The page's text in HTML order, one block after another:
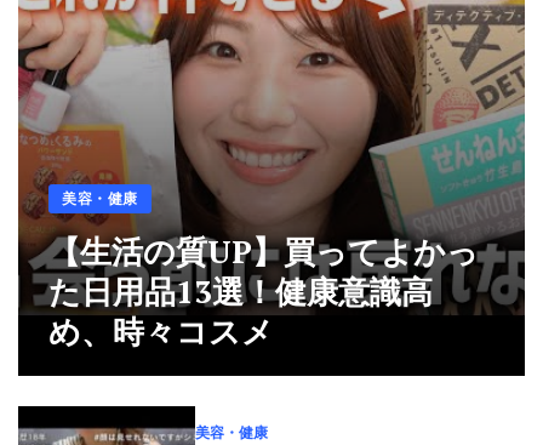
美容・健康
【生活の質UP】買ってよかっ
た日用品13選！健康意識高
め、時々コスメ
美容・健康